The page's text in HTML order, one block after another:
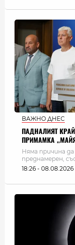
ВАЖНО ДНЕС
ПАДНАЛИЯТ
ПРИМАМКА
Няма причина
преднамерен,
18:26 - 08.08.2026